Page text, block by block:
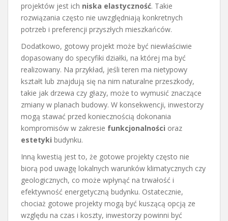
projektów jest ich niska elastyczność. Takie
rozwiązania często nie uwzględniają konkretnych
potrzeb i preferencji przyszłych mieszkańców.
Dodatkowo, gotowy projekt może być niewłaściwie
dopasowany do specyfiki działki, na której ma być
realizowany. Na przykład, jeśli teren ma nietypowy
kształt lub znajdują się na nim naturalne przeszkody,
takie jak drzewa czy głazy, może to wymusić znaczące
zmiany w planach budowy. W konsekwencji, inwestorzy
mogą stawać przed koniecznością dokonania
kompromisów w zakresie funkcjonalności oraz
estetyki budynku.
Inną kwestią jest to, że gotowe projekty często nie
biorą pod uwagę lokalnych warunków klimatycznych czy
geologicznych, co może wpłynąć na trwałość i
efektywność energetyczną budynku. Ostatecznie,
chociaż gotowe projekty mogą być kuszącą opcją ze
względu na czas i koszty, inwestorzy powinni być